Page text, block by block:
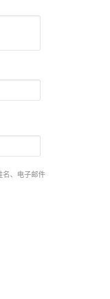
名、电子邮件